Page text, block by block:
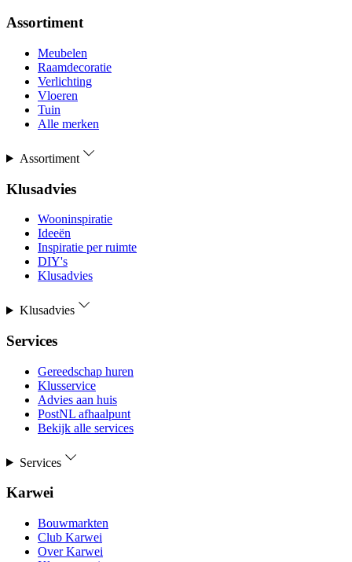
Assortiment
Meubelen
Raamdecoratie
Verlichting
Vloeren
Tuin
Alle merken
Assortiment
Klusadvies
Wooninspiratie
Ideeën
Inspiratie per ruimte
DIY's
Klusadvies
Klusadvies
Services
Gereedschap huren
Klusservice
Advies aan huis
PostNL afhaalpunt
Bekijk alle services
Services
Karwei
Bouwmarkten
Club Karwei
Over Karwei